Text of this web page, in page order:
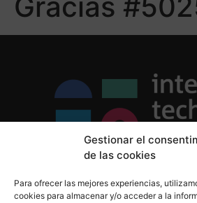
Gestionar el
de las cookies
Para ofrecer las mejores experiencias,
cookies para almacenar y/o acceder a la
Política de